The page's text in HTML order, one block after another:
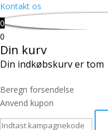
Kontakt os
0
0
Din kurv
Din indkøbskurv er tom
Beregn forsendelse
Anvend kupon